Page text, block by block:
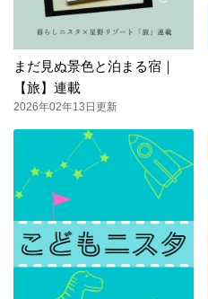
まだ見ぬ景色と泊まる宿｜
【旅】連載
2026年02年13日更新